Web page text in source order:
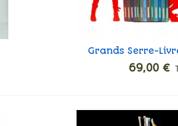
Ajouter
Grands Serre-
Hunters
69,00 €